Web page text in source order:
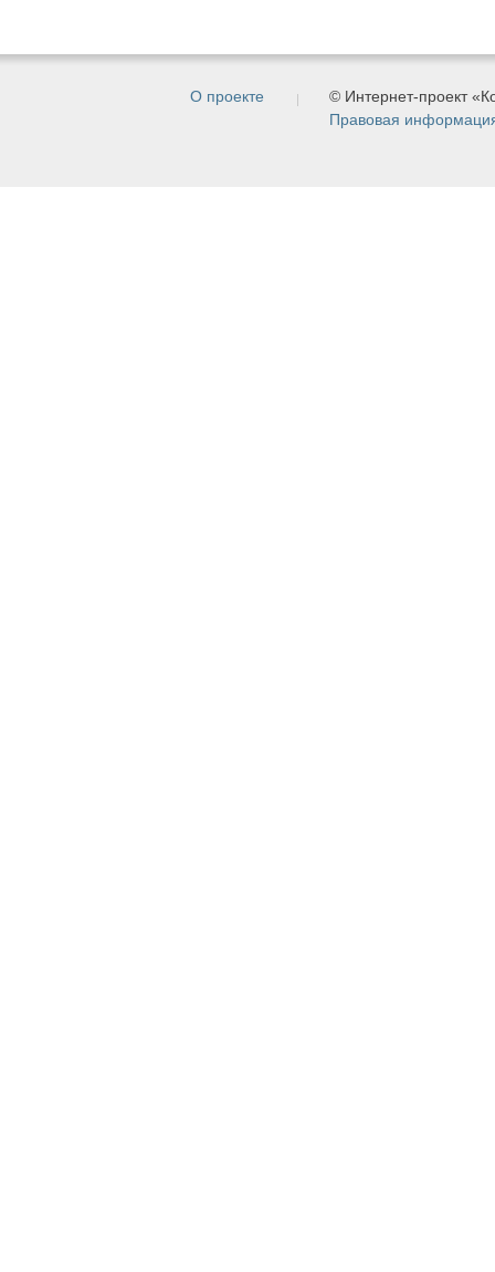
О проекте
© Интернет-проект
Правовая